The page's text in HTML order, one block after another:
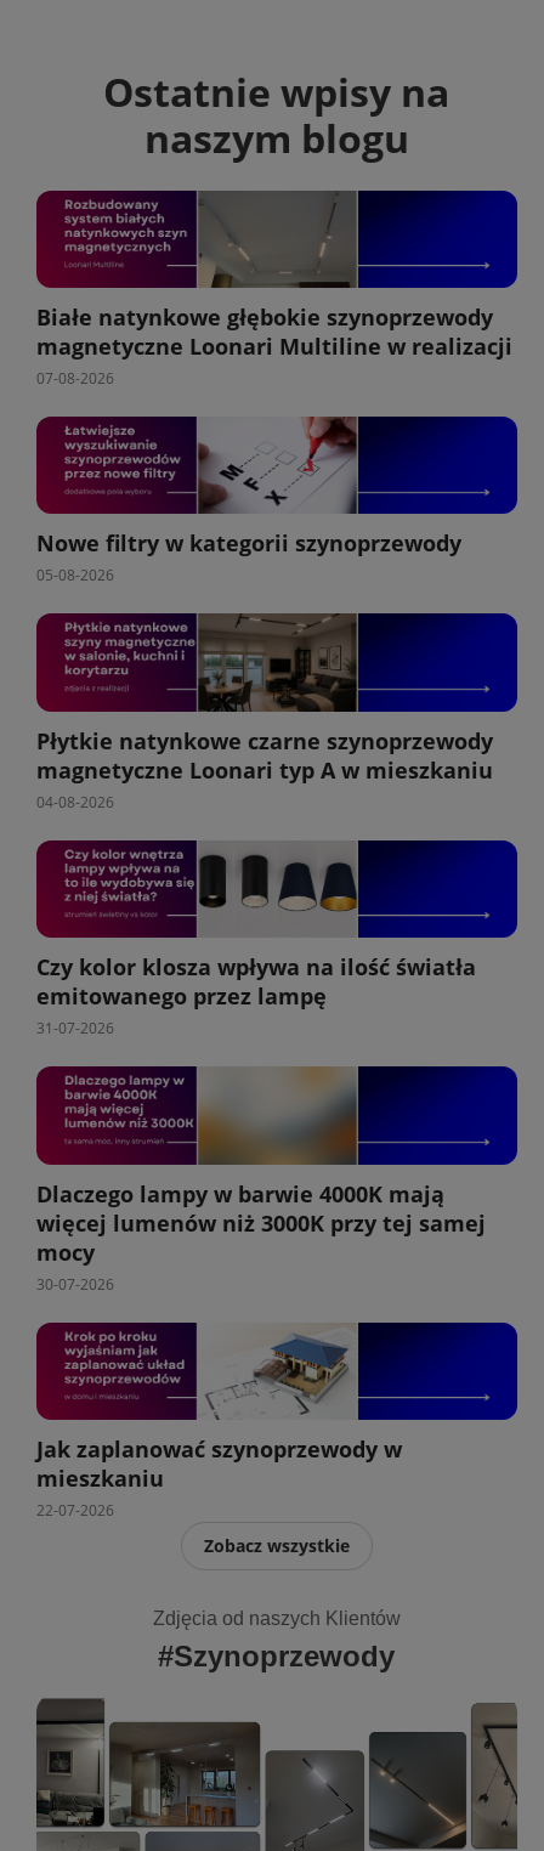
Ostatnie wpisy na
naszym blogu
Białe natynkowe głębokie szynoprzewody
magnetyczne Loonari Multiline w realizacji
07-08-2026
Nowe filtry w kategorii szynoprzewody
05-08-2026
Płytkie natynkowe czarne szynoprzewody
magnetyczne Loonari typ A w mieszkaniu
04-08-2026
Czy kolor klosza wpływa na ilość światła
emitowanego przez lampę
31-07-2026
Dlaczego lampy w barwie 4000K mają
więcej lumenów niż 3000K przy tej samej
mocy
30-07-2026
Jak zaplanować szynoprzewody w
mieszkaniu
22-07-2026
Zobacz wszystkie
Zdjęcia od naszych Klientów
#Szynoprzewody